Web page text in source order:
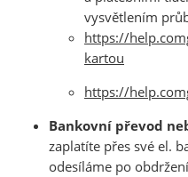
vysvětlením
https://
kartou
https://
Bankovní převod
zaplatíte přes své el.
odesíláme po